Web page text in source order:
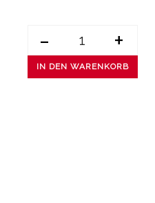
- +
IN DEN WARENKORB